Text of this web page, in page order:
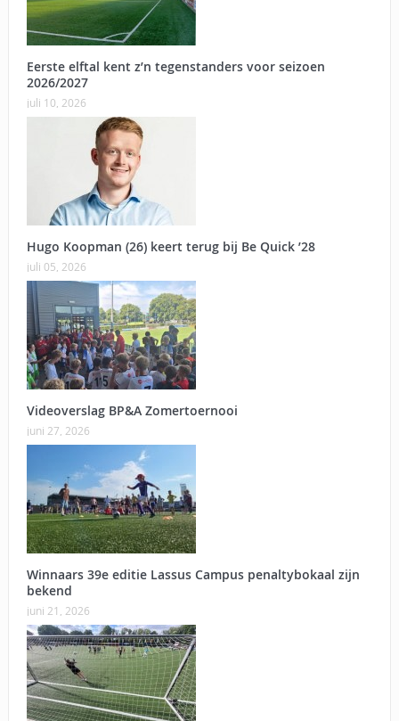
Eerste elftal kent z’n tegenstanders voor seizoen
2026/2027
juli 10, 2026
Hugo Koopman (26) keert terug bij Be Quick ’28
juli 05, 2026
Videoverslag BP&A Zomertoernooi
juni 27, 2026
Winnaars 39e editie Lassus Campus penaltybokaal zijn
bekend
juni 21, 2026